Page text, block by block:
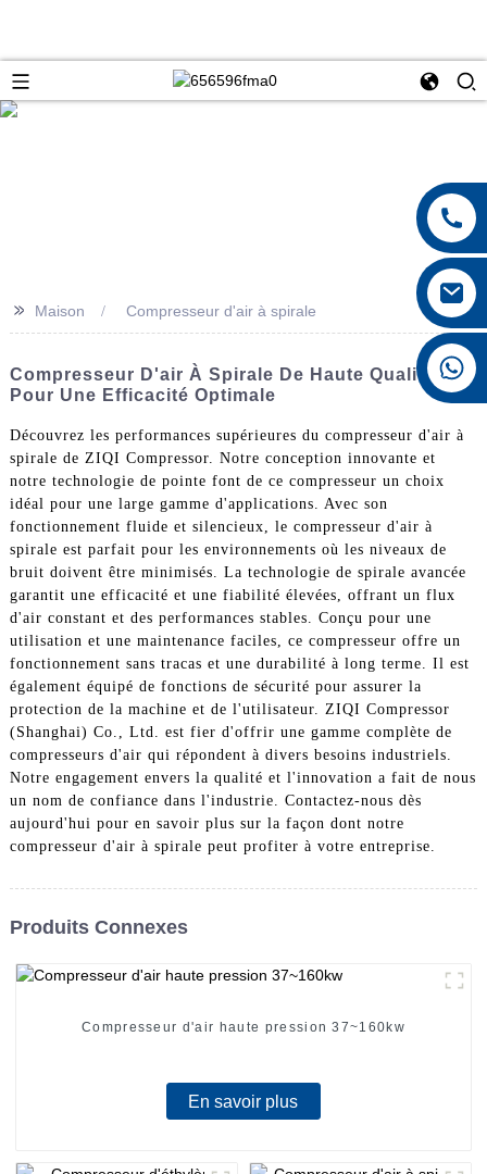
>> Maison Compresseur d'air à spirale
Compresseur D'air À Spirale De Haute Qualité
Pour Une Efficacité Optimale
Découvrez les performances supérieures du compresseur d'air à
spirale de ZIQI Compressor. Notre conception innovante et
notre technologie de pointe font de ce compresseur un choix
idéal pour une large gamme d'applications. Avec son
fonctionnement fluide et silencieux, le compresseur d'air à
spirale est parfait pour les environnements où les niveaux de
bruit doivent être minimisés. La technologie de spirale avancée
garantit une efficacité et une fiabilité élevées, offrant un flux
d'air constant et des performances stables. Conçu pour une
utilisation et une maintenance faciles, ce compresseur offre un
fonctionnement sans tracas et une durabilité à long terme. Il est
également équipé de fonctions de sécurité pour assurer la
protection de la machine et de l'utilisateur. ZIQI Compressor
(Shanghai) Co., Ltd. est fier d'offrir une gamme complète de
compresseurs d'air qui répondent à divers besoins industriels.
Notre engagement envers la qualité et l'innovation a fait de nous
un nom de confiance dans l'industrie. Contactez-nous dès
aujourd'hui pour en savoir plus sur la façon dont notre
compresseur d'air à spirale peut profiter à votre entreprise.
Produits Connexes
Compresseur d'air haute pression 37~160kw
En savoir plus